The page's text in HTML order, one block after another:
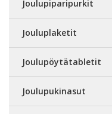
Joulupiparipurkit
Jouluplaketit
Joulupöytätabletit
Joulupukinasut